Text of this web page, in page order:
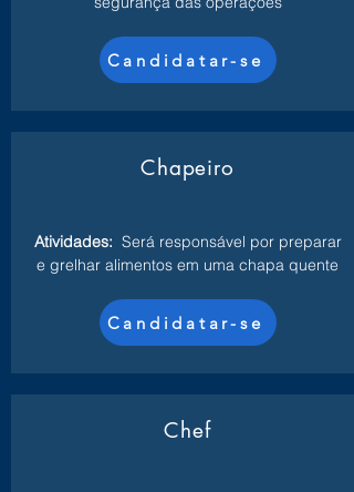
Candidatar-se
Chapeiro
Atividades: Será responsável por preparar
e grelhar alimentos em uma chapa quente
Candidatar-se
Chef